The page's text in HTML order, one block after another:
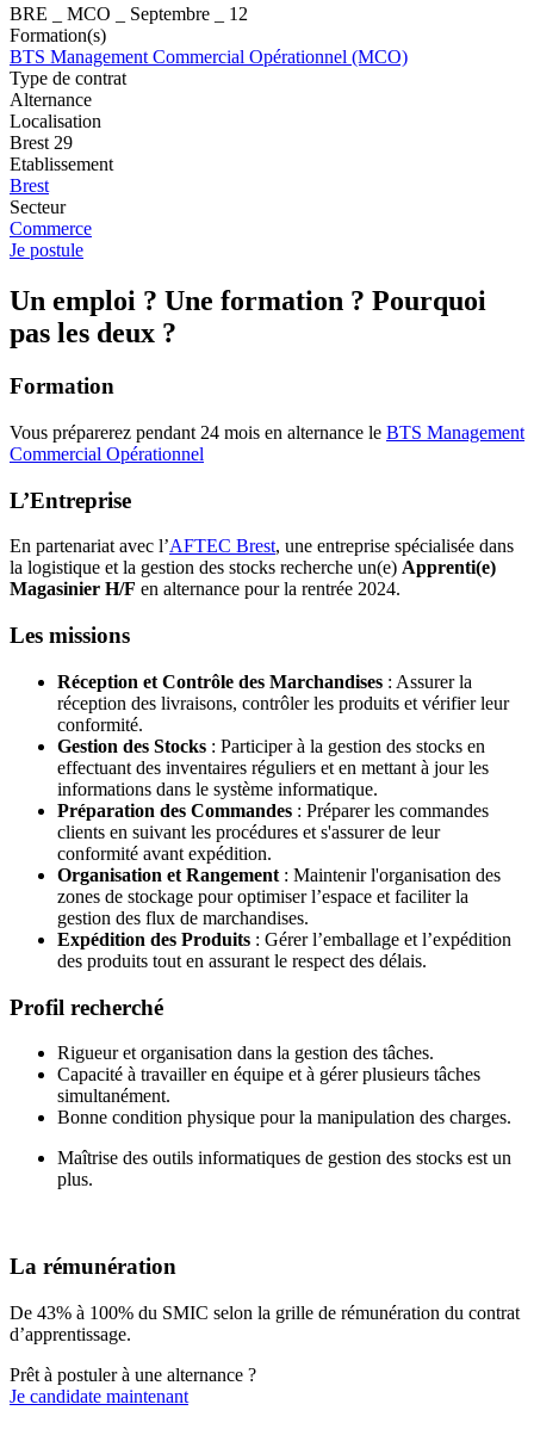
BRE _ MCO _ Septembre _ 12
Formation(s)
BTS Management Commercial Opérationnel (MCO)
Type de contrat
Alternance
Localisation
Brest 29
Etablissement
Brest
Secteur
Commerce
Je postule
Un emploi ? Une formation ? Pourquoi
pas les deux ?
Formation
Vous préparerez pendant 24 mois en alternance le BTS Management
Commercial Opérationnel
L’Entreprise
En partenariat avec l’AFTEC Brest, une entreprise spécialisée dans
la logistique et la gestion des stocks recherche un(e) Apprenti(e)
Magasinier H/F en alternance pour la rentrée 2024.
Les missions
Réception et Contrôle des Marchandises : Assurer la
réception des livraisons, contrôler les produits et vérifier leur
conformité.
Gestion des Stocks : Participer à la gestion des stocks en
effectuant des inventaires réguliers et en mettant à jour les
informations dans le système informatique.
Préparation des Commandes : Préparer les commandes
clients en suivant les procédures et s'assurer de leur
conformité avant expédition.
Organisation et Rangement : Maintenir l'organisation des
zones de stockage pour optimiser l’espace et faciliter la
gestion des flux de marchandises.
Expédition des Produits : Gérer l’emballage et l’expédition
des produits tout en assurant le respect des délais.
Profil recherché
Rigueur et organisation dans la gestion des tâches.
Capacité à travailler en équipe et à gérer plusieurs tâches
simultanément.
Bonne condition physique pour la manipulation des charges.
Maîtrise des outils informatiques de gestion des stocks est un
plus.
La rémunération
De 43% à 100% du SMIC selon la grille de rémunération du contrat
d’apprentissage.
Prêt à postuler à une alternance ?
Je candidate maintenant